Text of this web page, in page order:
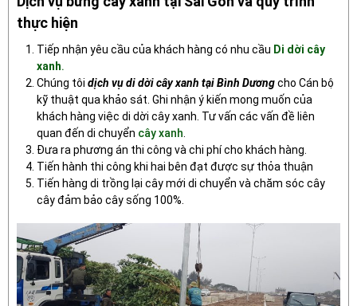
thực hiện
Tiếp nhận yêu cầu của khách hàng có nhu cầu Di dời cây
xanh.
Chúng tôi dịch vụ di dời cây xanh tại Bình Dươngcho Cán bộ
kỹ thuật qua khảo sát. Ghi nhận ý kiến mong muốn của
khách hàng việc di dời cây xanh. Tư vấn các vấn đề liên
quan đến di chuyển cây xanh
Đưa ra phương án thi công và chi phí cho khách hàng.
Tiến hành thi công khi hai bên đạt được sự thỏa thuận
Tiến hàng di trồng lại cây mới di chuyển và chăm sóc cây
cây đảm bảo cây sống 100%.